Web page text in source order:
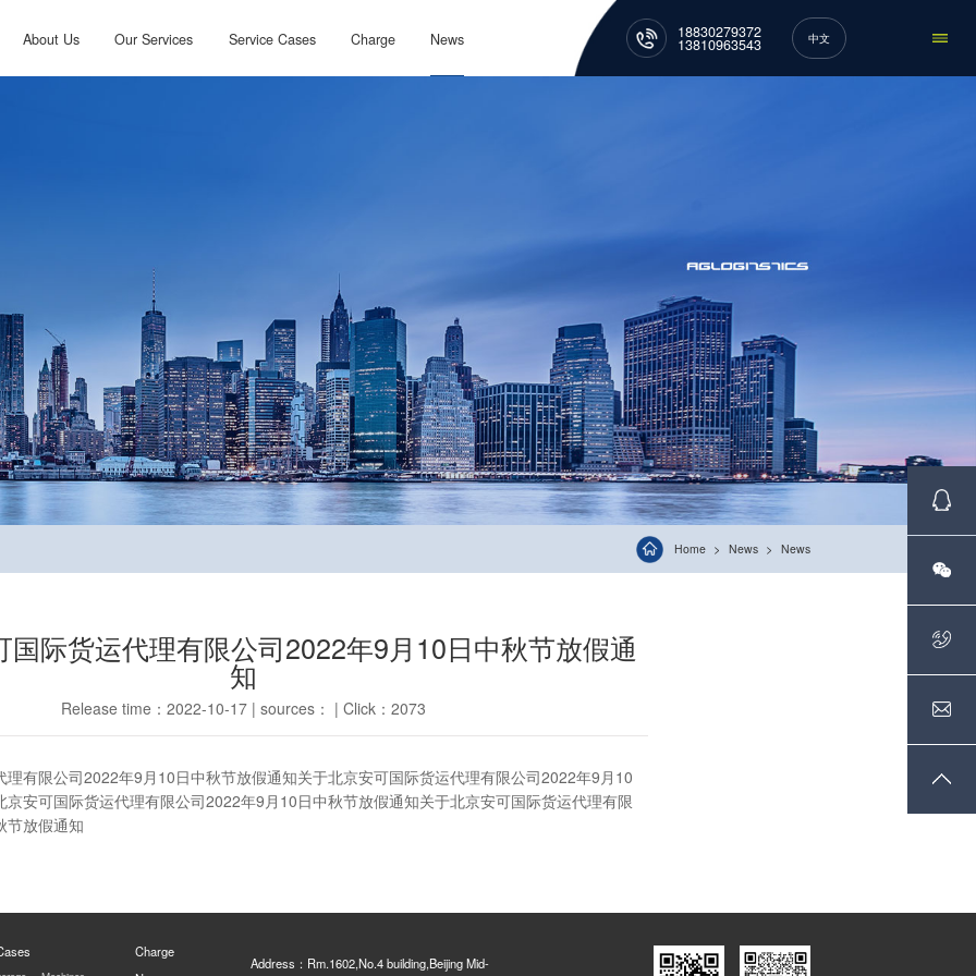
About Us Our Services Service Cases Charge News 18830279372
13810963543 中文
Home News News
国际货运代理有限公司2022年9月10日中秋节放假通
知
Release time：2022-10-17 | sources： | Click：2073
理有限公司2022年9月10日中秋节放假通知关于北京安可国际货运代理有限公司2022年9月10
京安可国际货运代理有限公司2022年9月10日中秋节放假通知关于北京安可国际货运代理有限
节放假通知
Charge
Address：Rm.1602,No.4 building,Beijing Mid-